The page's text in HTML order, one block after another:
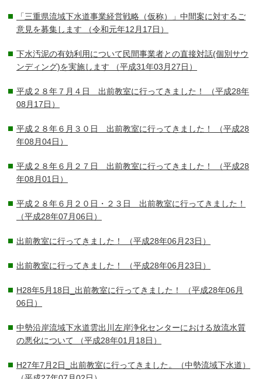
「三重県流域下水道事業経営戦略（仮称）」中間案に対するご
意見を募集します （令和元年12月17日）
下水汚泥の有効利用について民間事業者との直接対話(個別サウ
ンディング)を実施します （平成31年03月27日）
平成２８年７月４日 出前教室に行ってきました！
（平成28年
08月17日）
平成２８年６月３０日 出前教室に行ってきました！
（平成28
年08月04日）
平成２８年６月２７日 出前教室に行ってきました！
（平成28
年08月01日）
平成２８年６月２０日・２３日 出前教室に行ってきました！
（平成28年07月06日）
出前教室に行ってきました！ （平成28年06月23日）
出前教室に行ってきました！ （平成28年06月23日）
H28年5月18日_出前教室に行ってきました！
（平成28年06月
06日）
中勢沿岸流域下水道雲出川左岸浄化センターにおける放流水質
の悪化について （平成28年01月18日）
H27年7月2日_出前教室に行ってきました。（中勢流域下水道）